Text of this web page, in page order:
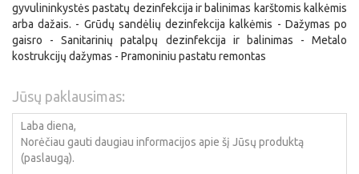
gyvulininkystės pastatų dezinfekcija ir balinimas karštomis kalkėmis
arba dažais. - Grūdų sandėlių dezinfekcija kalkėmis - Dažymas po
gaisro - Sanitarinių patalpų dezinfekcija ir balinimas - Metalo
kostrukcijų dažymas - Pramoniniu pastatu remontas
Jūsų paklausimas: